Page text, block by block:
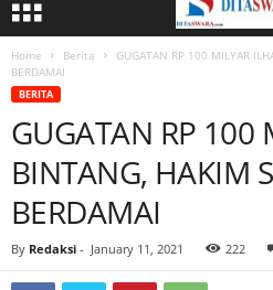
Home Berita
GUGATAN RP 100 MILYAR
BERDAMAI
BERITA
GUGATAN RP 100
BINTANG, HAKIM
BERDAMAI
By Redaksi - January 11, 2021 222